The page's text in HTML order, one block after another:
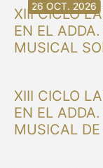
XIII CICLO
EN EL
MUSICAL
30 AG. 2026
XIII CICLO
EN EL
MUSICAL
30 AG. 2026
13 SET. 2026
20 SET. 2026
20 SET. 2026
26 SET. 2026
03 OCT. 2026
16 OCT. 2026
26 OCT. 2026